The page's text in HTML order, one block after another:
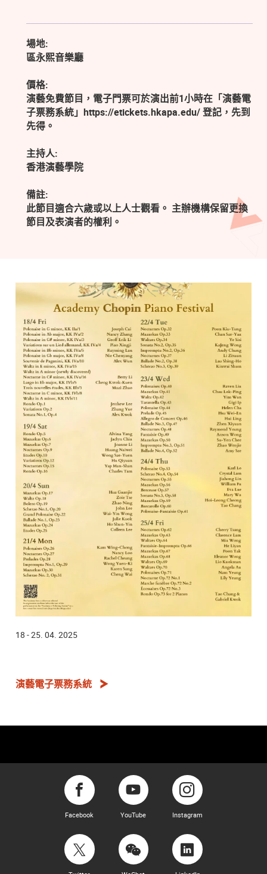
場地:
區永熙音樂廳
價格:
演藝免費節目，電子門票可於演出前1小時在「演藝電
子票務系統」https://etickets.hkapa.edu/ 登記，先到
先得。
主持人:
香港演藝學院
備註:
此節目適合六歲或以上人士觀看。 主辦機構保留更換
節目及表演者的權利。
18 - 25. 04. 2025
演藝電子票務系統
Facebook YouTube Instagram